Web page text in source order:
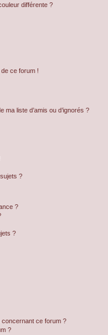
différente ?
de ce forum !
liste d’amis ou d’ignorés ?
?
?
?
ce forum ?
?